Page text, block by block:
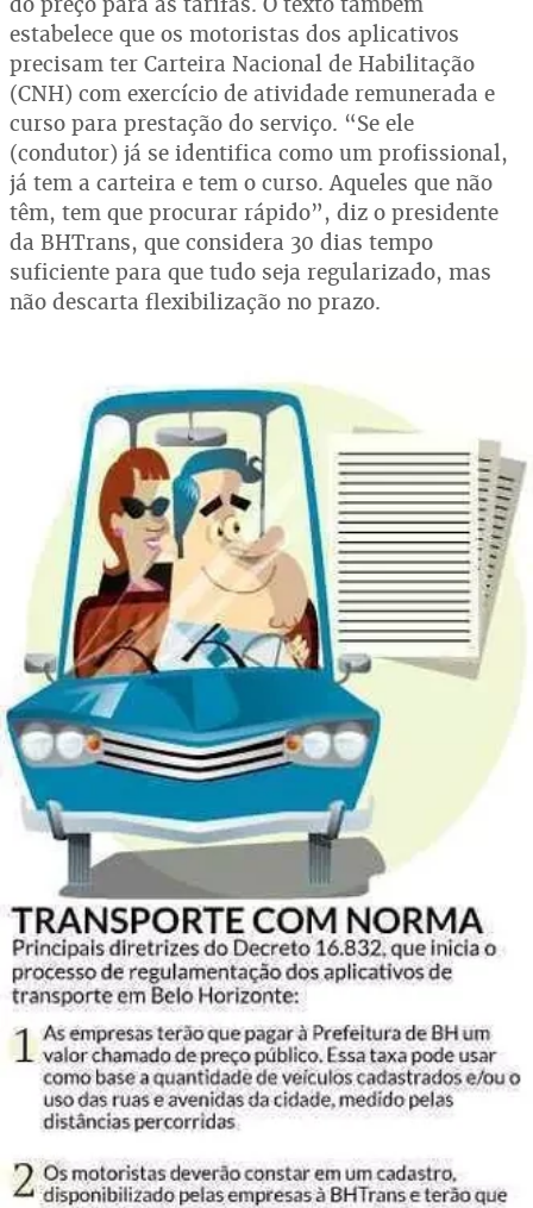
estabelece que os motoristas dos aplicativos
precisam ter Carteira Nacional de Habilitação
(CNH) com exercício de atividade remunerada e
curso para prestação do serviço. “Se ele
(condutor) já se identifica como um profissional,
já tem a carteira e tem o curso. Aqueles que não
têm, tem que procurar rápido”, diz o presidente
da BHTrans, que considera 30 dias tempo
suficiente para que tudo seja regularizado, mas
não descarta flexibilização no prazo.